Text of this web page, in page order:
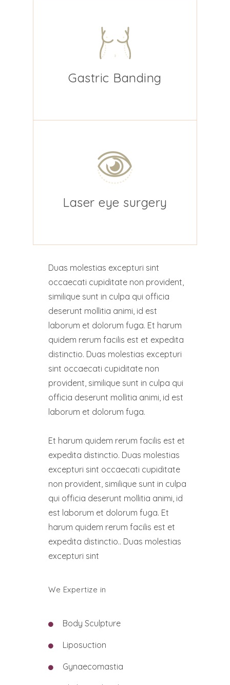
Gastric Banding
Laser eye surgery
Duas molestias excepturi sint
occaecati cupiditate non provident,
similique sunt in culpa qui officia
deserunt mollitia animi, id est
laborum et dolorum fuga. Et harum
quidem rerum facilis est et expedita
distinctio. Duas molestias excepturi
sint occaecati cupiditate non
provident, similique sunt in culpa qui
officia deserunt mollitia animi, id est
laborum et dolorum fuga.
Et harum quidem rerum facilis est et
expedita distinctio. Duas molestias
excepturi sint occaecati cupiditate
non provident, similique sunt in culpa
qui officia deserunt mollitia animi, id
est laborum et dolorum fuga. Et
harum quidem rerum facilis est et
expedita distinctio.. Duas molestias
excepturi sint
We Expertize in
Body Sculpture
Liposuction
Gynaecomastia